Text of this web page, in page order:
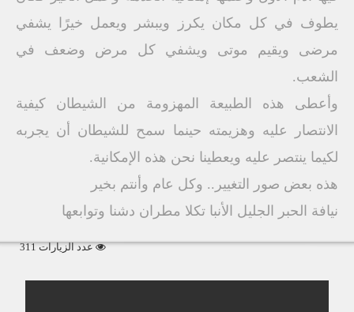
یطوف في كل مكان یكرز ویبشر ویعمل خیرًا یشفي
مرضى ویقیم موتى ویشفي كل مرض وضعف في
الشعب.
وأعطى ھذه الطبیعة المھزومة من الشیطان كیفیة
الانتصار علیه وھزیمته حینما سمح للشیطان أن یجربه
لكیما ینتصر علیه ویعطینا نحن ھذه الإمكانیة.
ھذه بعض صور التغییر.. وكل عام وأنتم بخیر
نيافة الحبر الجليل الأنبا تكلا مطران دشنا وتوابعها
عدد الزيارات 311